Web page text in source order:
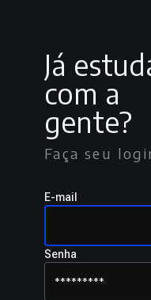
Já
com a
gente?
Faça seu
E-mail
Senha